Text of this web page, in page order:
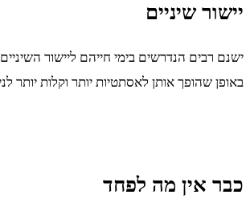
יישור שיניים
ישנם רבים הנדרשים בימי חייהם ליישור
באופן שהופך אותן לאסתטיות יותר וקלות יותר
כבר אין מה לפחד